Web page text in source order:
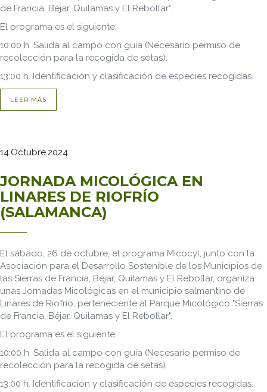
de Francia, Béjar, Quilamas y El Rebollar".
El programa es el siguiente:
10:00 h. Salida al campo con guía (Necesario permiso de
recolección para la recogida de setas).
13:00 h. Identificación y clasificación de especies recogidas.
LEER MÁS
14.Octubre.2024
JORNADA MICOLÓGICA EN
LINARES DE RIOFRÍO
(SALAMANCA)
El sábado, 26 de octubre, el programa Micocyl, junto con la
Asociación para el Desarrollo Sostenible de los Municipios de
las Sierras de Francia, Béjar, Quilamas y El Rebollar, organiza
unas Jornadas Micológicas en el municipio salmantino de
Linares de Riofrío, perteneciente al Parque Micológico "Sierras
de Francia, Béjar, Quilamas y El Rebollar".
El programa es el siguiente:
10:00 h. Salida al campo con guía (Necesario permiso de
recolección para la recogida de setas).
13:00 h. Identificación y clasificación de especies recogidas.